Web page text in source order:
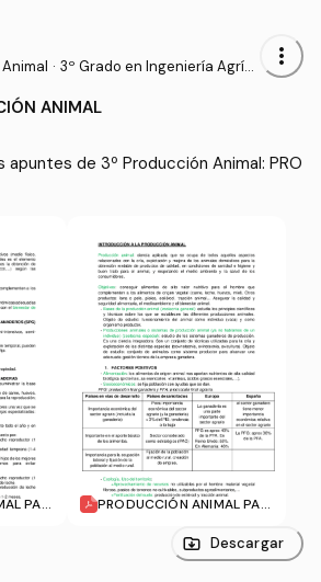
· 3º Grado en Ingeniería Agríc
more_vert
ANIMAL
apuntes de 3º Producción Animal: PRO
PAR
PRODUCCIÓN ANIMAL PAR
Descargar